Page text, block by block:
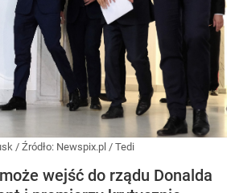
/ Źródło: Newspix.pl / Tedi
wejść do rządu Donalda